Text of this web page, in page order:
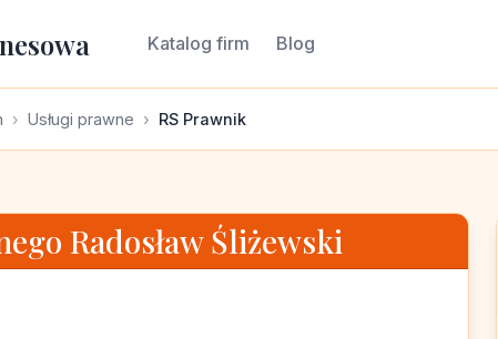
Katalog firm Blog
Usługi prawne RS Prawnik
Radosław Śliżewski